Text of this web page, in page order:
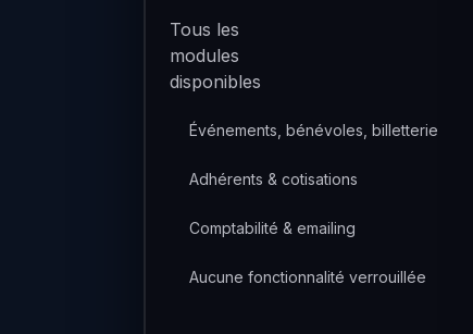
Tous les
modules
disponibles
Événements, bénévoles, billetterie
Adhérents & cotisations
Comptabilité & emailing
Aucune fonctionnalité verrouillée